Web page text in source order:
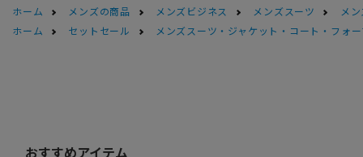
ホーム
メンズの商品 メンズビジネス メンズスーツ
メ
ホーム
セットセール メンズスーツ・ジャケット・コート・フォ